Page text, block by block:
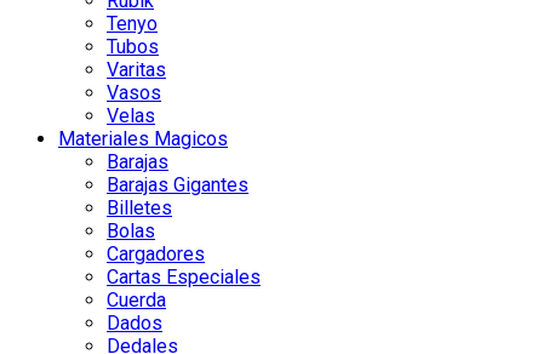
Tenyo
Tubos
Varitas
Vasos
Velas
Materiales Magicos
Barajas
Barajas Gigantes
Billetes
Bolas
Cargadores
Cartas Especiales
Cuerda
Dados
Dedales